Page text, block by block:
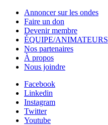
Annoncer sur les ondes
Faire un don
Devenir membre
ÉQUIPE/ANIMATEURS
Nos partenaires
À propos
Nous joindre
Facebook
Linkedin
Instagram
Twitter
Youtube